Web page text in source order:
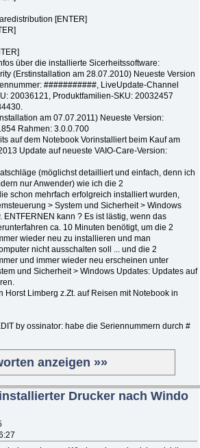
[ENTER]
über die installierte Sicerheitssoftware:
(Erstinstallation am 28.07.2010) Neueste Version
###########, LiveUpdate-Channel
20036121, Produktfamilien-SKU: 20032457
am 07.07.2011) Neueste Version:
Rahmen: 3.0.0.700
auf dem Notebook Vorinstalliert beim Kauf am
Update auf neueste VAIO-Care-Version:
(möglichst detailliert und einfach, denn ich
nur Anwender) wie ich die 2
schon mehrfach erfolgreich installiert wurden,
> System und Sicherheit > Windows
ENTFERNEN kann ? Es ist lästig, wenn das
ca. 10 Minuten benötigt, um die 2
wieder neu zu installieren und man
nicht ausschalten soll ... und die 2
und immer wieder neu erscheinen unter
und Sicherheit > Windows Updates: Updates auf
Horst Limberg z.Zt. auf Reisen mit Notebook in
by ossinator: habe die Seriennummern durch #
anzeigen »»
Drucker nach Windo